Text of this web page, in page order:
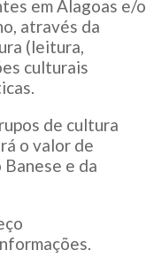
em Alagoas e/
através da
(leitura,
culturais
de cultura
o valor de
e da